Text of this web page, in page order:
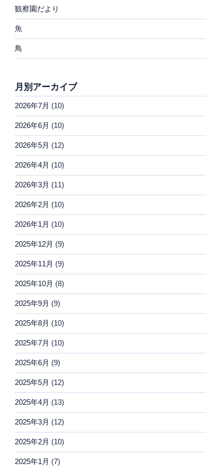
観察園だより
魚
鳥
月別アーカイブ
2026年7月 (10)
2026年6月 (10)
2026年5月 (12)
2026年4月 (10)
2026年3月 (11)
2026年2月 (10)
2026年1月 (10)
2025年12月 (9)
2025年11月 (9)
2025年10月 (8)
2025年9月 (9)
2025年8月 (10)
2025年7月 (10)
2025年6月 (9)
2025年5月 (12)
2025年4月 (13)
2025年3月 (12)
2025年2月 (10)
2025年1月 (7)